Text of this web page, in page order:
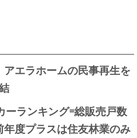
エラホームの民事再生を
ーランキング=総販売戸数
度プラスは住友林業のみ